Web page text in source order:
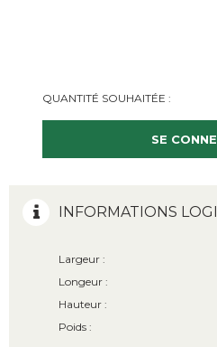
QUANTITÉ SOUHAITÉE :
SE
INFORMATIONS
Largeur :
Longeur :
Hauteur :
Poids :